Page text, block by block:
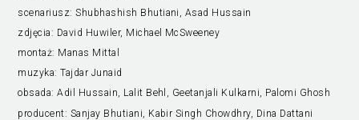
scenariusz:Shubhashish Bhutiani, Asad Hussain
zdjęcia: David Huwiler, Michael McSweeney
montaż: Manas Mittal
muzyka:Tajdar Junaid
obsada:Adil Hussain, Lalit Behl, Geetanjali Kulkarni, Palomi Ghosh
producent: Sanjay Bhutiani, Kabir Singh Chowdhry, Dina Dattani